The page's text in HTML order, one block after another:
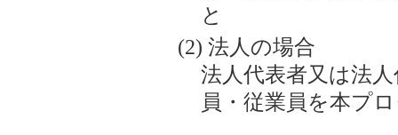
と
法人の場合
法人代表者又は法
員・従業員を本プ